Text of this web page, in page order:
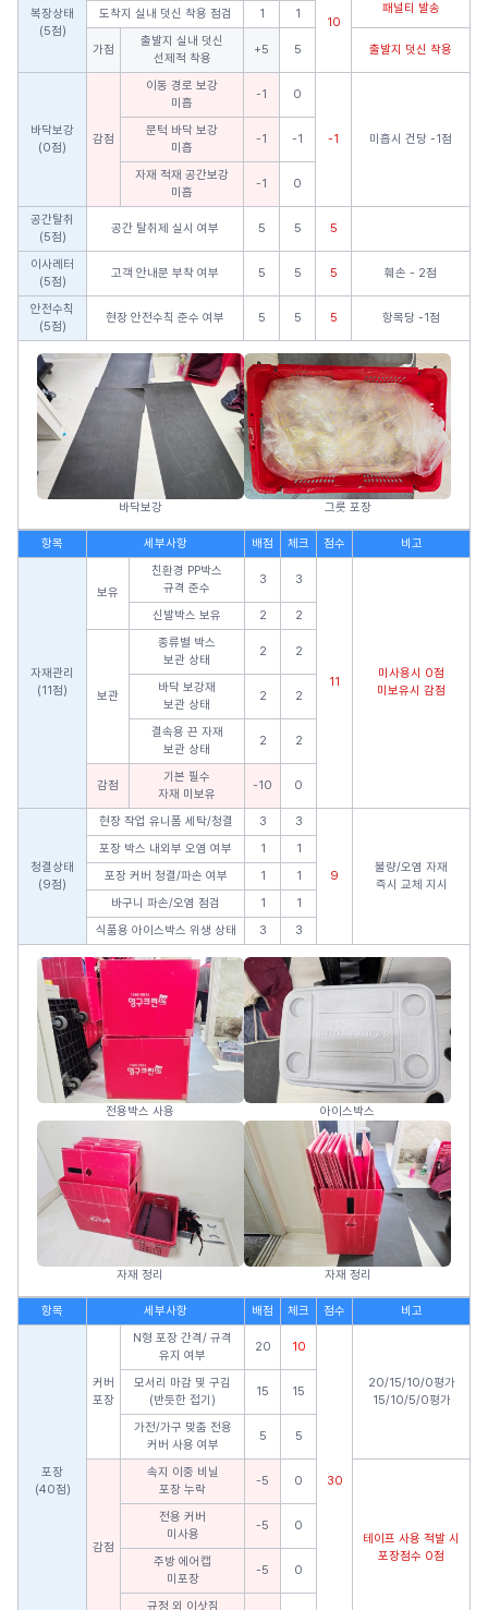
복장상태
(5점)
10
패널티 발송
도착지 실내 덧신 착용 점검 1 1
가점
출발지 실내 덧신
선제적 착용
+5 5 출발지 덧신 착용
바닥보강
(0점)
감점
이동 경로 보강
미흡
-1 0
-1 미흡시 건당 -1점
문턱 바닥 보강
미흡
-1 -1
자재 적재 공간보강
미흡
-1 0
공간탈취
(5점)
공간 탈취제 실시 여부 5 5 5
이사레터
(5점)
고객 안내문 부착 여부 5 5 5 훼손 - 2점
안전수칙
(5점)
현장 안전수칙 준수 여부 5 5 5 항목당 -1점
바닥보강 그릇 포장
항목 세부사항 배점 체크 점수 비고
자재관리
(11점)
보유
친환경 PP박스
규격 준수
3 3
11
미사용시 0점
미보유시 감점
신발박스 보유 2 2
보관
종류별 박스
보관 상태
2 2
바닥 보강재
보관 상태
2 2
결속용 끈 자재
보관 상태
2 2
감점
기본 필수
자재 미보유
-10 0
청결상태
(9점)
현장 작업 유니폼 세탁/청결 3 3
9
불량/오염 자재
즉시 교체 지시
포장 박스 내외부 오염 여부 1
1
포장 커버 청결/파손 여부
1
1
바구니 파손/오염 점검
1
1
식품용 아이스박스 위생 상태
3 3
전용박스 사용 아이스박스
자재 정리 자재 정리
항목 세부사항 배점 체크 점수 비고
포장
(40점)
커버
포장
N형 포장 간격/ 규격
유지 여부
20 10
30
20/15/10/0평가
15/10/5/0평가
모서리 마감 및 구김
(반듯한 접기)
15 15
가전/가구 맞춤 전용
커버 사용 여부
5 5
감점
속지 이중 비닐
포장 누락
-5 0
테이프 사용 적발 시
포장점수 0점
전용 커버
미사용
-5 0
주방 에어캡
미포장
-5 0
규정 외 이삿짐